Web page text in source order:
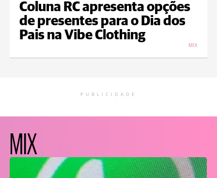
Coluna RC apresenta opções
de presentes para o Dia dos
Pais na Vibe Clothing
MIX
PUBLICIDADE
MIX